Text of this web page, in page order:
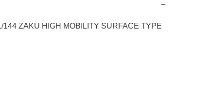
−
144 ZAKU HIGH MOBILITY SURFACE TYPE